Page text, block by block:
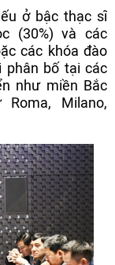
ở bậc thạc sĩ
(30%) và các
các khóa đào
phân bố tại các
như miền Bắc
Milano,